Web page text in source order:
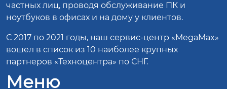
частных лиц, проводя обслуживание ПК и
ноутбуков в офисах и на дому у клиентов.
С 2017 по 2021 годы, наш сервис-центр «MegaMax»
вошел в список из 10 наиболее крупных
партнеров «Техноцентра» по СНГ.
Меню